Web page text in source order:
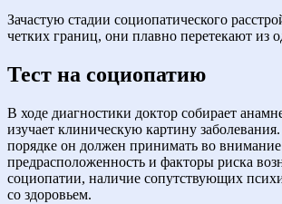
Зачастую стадии социопатического
четких границ, они плавно перетекают из
Тест на социопатию
В ходе диагностики доктор собирает
изучает клиническую картину
порядке он должен принимать во
предрасположенность и факторы риска
социопатии, наличие сопутствующих
со здоровьем.